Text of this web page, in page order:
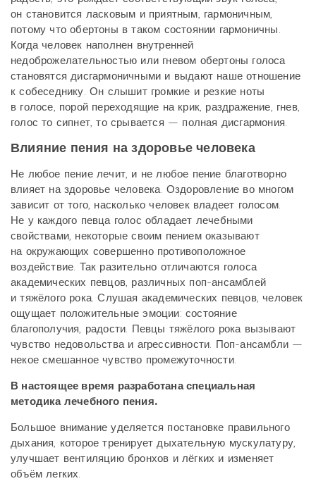
он становится ласковым и приятным, гармоничным,
потому что обертоны в таком состоянии гармоничны.
Когда человек наполнен внутренней
недоброжелательностью или гневом обертоны голоса
становятся дисгармоничными и выдают наше отношение
к собеседнику. Он слышит громкие и резкие ноты
в голосе, порой переходящие на крик, раздражение, гнев,
голос то сипнет, то срывается — полная дисгармония.
Влияние пения на здоровье человека
Не любое пение лечит, и не любое пение благотворно
влияет на здоровье человека. Оздоровление во многом
зависит от того, насколько человек владеет голосом.
Не у каждого певца голос обладает лечебными
свойствами, некоторые своим пением оказывают
на окружающих совершенно противоположное
воздействие. Так разительно отличаются голоса
академических певцов, различных поп-ансамблей
и тяжёлого рока. Слушая академических певцов, человек
ощущает положительные эмоции: состояние
благополучия, радости. Певцы тяжёлого рока вызывают
чувство недовольства и агрессивности. Поп-ансамбли —
некое смешанное чувство промежуточности.
В настоящее время разработана специальная
методика лечебного пения.
Большое внимание уделяется постановке правильного
дыхания, которое тренирует дыхательную мускулатуру,
улучшает вентиляцию бронхов и лёгких и изменяет
объём легких.